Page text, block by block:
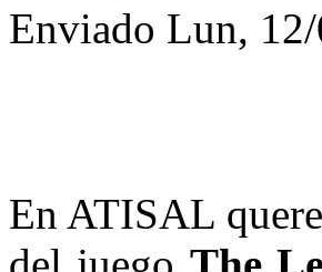
Enviado Lun,
En ATISAL